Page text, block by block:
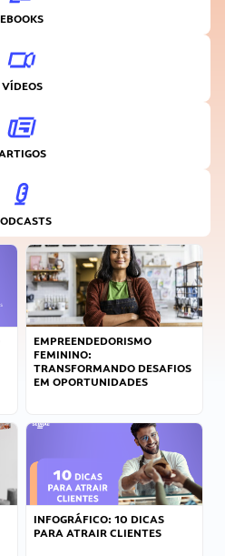
EBOOKS
VÍDEOS
EMPREENDEDORISMO
FEMININO:
TRANSFORMANDO DESAFIOS
EM OPORTUNIDADES
INFOGRÁFICO: 10 DICAS
PARA ATRAIR CLIENTES